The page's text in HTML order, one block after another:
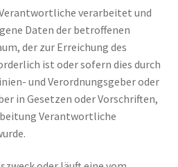
verarbeitet und
Daten der betroffenen
der zur Erreichung des
ist oder sofern dies durch
und Verordnungsgeber oder
in Gesetzen oder Vorschriften,
Verantwortliche